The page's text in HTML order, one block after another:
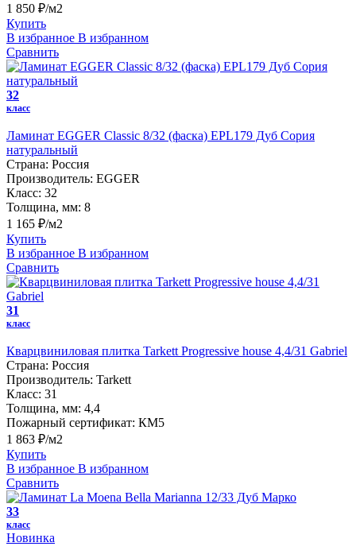
1 850 ₽/м2
Купить
В избранное В избранном
Сравнить
32
класс
Ламинат EGGER Classic 8/32 (фаска) EPL179 Дуб Сория
натуральный
Страна: Россия
Производитель: EGGER
Класс: 32
Толщина, мм: 8
1 165 ₽/м2
Купить
В избранное В избранном
Сравнить
31
класс
Кварцвиниловая плитка Tarkett Progressive house 4,4/31 Gabriel
Страна: Россия
Производитель: Tarkett
Класс: 31
Толщина, мм: 4,4
Пожарный сертификат: КМ5
1 863 ₽/м2
Купить
В избранное В избранном
Сравнить
33
класс
Новинка